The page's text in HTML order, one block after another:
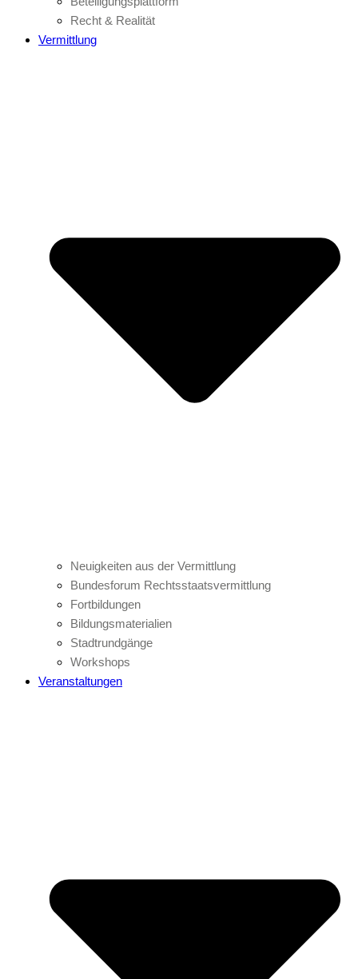
Recht & Realität
Vermittlung
Neuigkeiten aus der Vermittlung
Bundesforum Rechtsstaatsvermittlung
Fortbildungen
Bildungsmaterialien
Stadtrundgänge
Workshops
Veranstaltungen